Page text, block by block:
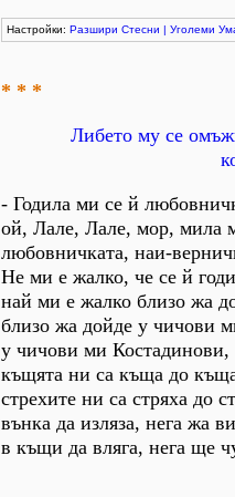
Настройки: Разшири Стесни | Уголеми
* * *
Либето му се
- Годила ми се й
ой, Лале, Лале, мор, мила
любовничката, наи-
Не ми е жалко, че се й
най ми е жалко близо жа
близо жа дойде у чичови
у чичови ми Костадинови,
къщята ни са къща до
стрехите ни са стряха до
вънка да изляза, нега жа
в къщи да вляга, нега ще